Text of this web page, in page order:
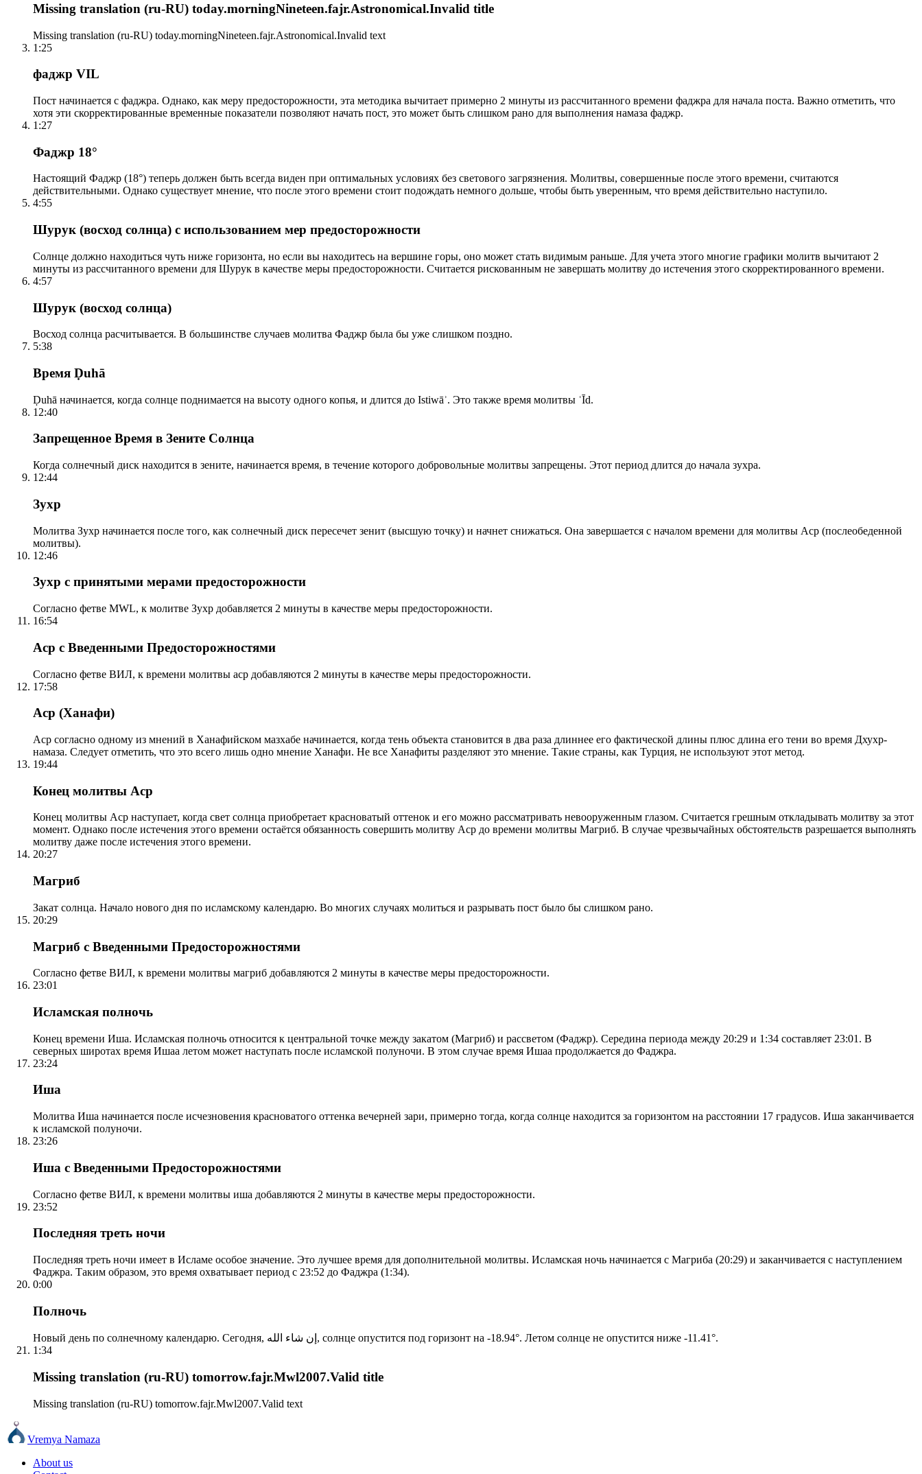
Missing translation (ru-RU) today.morningNineteen.fajr.Astronomical.Invalid title
Missing translation (ru-RU) today.morningNineteen.fajr.Astronomical.Invalid text
1:25
фаджр VIL
Пост начинается с фаджра. Однако, как меру предосторожности, эта методика вычитает примерно 2 минуты из рассчитанного времени фаджра для начала поста. Важно отметить, что
хотя эти скорректированные временные показатели позволяют начать пост, это может быть слишком рано для выполнения намаза фаджр.
1:27
Фаджр 18°
Настоящий Фаджр (18°) теперь должен быть всегда виден при оптимальных условиях без светового загрязнения. Молитвы, совершенные после этого времени, считаются
действительными. Однако существует мнение, что после этого времени стоит подождать немного дольше, чтобы быть уверенным, что время действительно наступило.
4:55
Шурук (восход солнца) с использованием мер предосторожности
Солнце должно находиться чуть ниже горизонта, но если вы находитесь на вершине горы, оно может стать видимым раньше. Для учета этого многие графики молитв вычитают 2
минуты из рассчитанного времени для Шурук в качестве меры предосторожности. Считается рискованным не завершать молитву до истечения этого скорректированного времени.
4:57
Шурук (восход солнца)
Восход солнца расчитывается. В большинстве случаев молитва Фаджр была бы уже слишком поздно.
5:38
Время Ḍuhā
Ḍuhā начинается, когда солнце поднимается на высоту одного копья, и длится до Istiwāʾ. Это также время молитвы ʿĪd.
12:40
Запрещенное Время в Зените Солнца
Когда солнечный диск находится в зените, начинается время, в течение которого добровольные молитвы запрещены. Этот период длится до начала зухра.
12:44
Зухр
Молитва Зухр начинается после того, как солнечный диск пересечет зенит (высшую точку) и начнет снижаться. Она завершается с началом времени для молитвы Аср (послеобеденной
молитвы).
12:46
Зухр с принятыми мерами предосторожности
Согласно фетве MWL, к молитве Зухр добавляется 2 минуты в качестве меры предосторожности.
16:54
Аср с Введенными Предосторожностями
Согласно фетве ВИЛ, к времени молитвы аср добавляются 2 минуты в качестве меры предосторожности.
17:58
Аср (Ханафи)
Аср согласно одному из мнений в Ханафийском мазхабе начинается, когда тень объекта становится в два раза длиннее его фактической длины плюс длина его тени во время Дхухр-
намаза. Следует отметить, что это всего лишь одно мнение Ханафи. Не все Ханафиты разделяют это мнение. Такие страны, как Турция, не используют этот метод.
19:44
Конец молитвы Аср
Конец молитвы Аср наступает, когда свет солнца приобретает красноватый оттенок и его можно рассматривать невооруженным глазом. Считается грешным откладывать молитву за этот
момент. Однако после истечения этого времени остаётся обязанность совершить молитву Аср до времени молитвы Магриб. В случае чрезвычайных обстоятельств разрешается выполнять
молитву даже после истечения этого времени.
20:27
Магриб
Закат солнца. Начало нового дня по исламскому календарю. Во многих случаях молиться и разрывать пост было бы слишком рано.
20:29
Магриб с Введенными Предосторожностями
Согласно фетве ВИЛ, к времени молитвы магриб добавляются 2 минуты в качестве меры предосторожности.
23:01
Исламская полночь
Конец времени Иша. Исламская полночь относится к центральной точке между закатом (Магриб) и рассветом (Фаджр). Середина периода между 20:29 и 1:34 составляет 23:01. В
северных широтах время Ишаа летом может наступать после исламской полуночи. В этом случае время Ишаа продолжается до Фаджра.
23:24
Иша
Молитва Иша начинается после исчезновения красноватого оттенка вечерней зари, примерно тогда, когда солнце находится за горизонтом на расстоянии 17 градусов. Иша заканчивается
к исламской полуночи.
23:26
Иша с Введенными Предосторожностями
Согласно фетве ВИЛ, к времени молитвы иша добавляются 2 минуты в качестве меры предосторожности.
23:52
Последняя треть ночи
Последняя треть ночи имеет в Исламе особое значение. Это лучшее время для дополнительной молитвы. Исламская ночь начинается с Магриба (20:29) и заканчивается с наступлением
Фаджра. Таким образом, это время охватывает период с 23:52 до Фаджра (1:34).
0:00
Полночь
Новый день по солнечному календарю. Сегодня, إن شاء الله, солнце опустится под горизонт на -18.94°. Летом солнце не опустится ниже -11.41°.
1:34
Missing translation (ru-RU) tomorrow.fajr.Mwl2007.Valid title
Missing translation (ru-RU) tomorrow.fajr.Mwl2007.Valid text
Vremya Namaza
About us